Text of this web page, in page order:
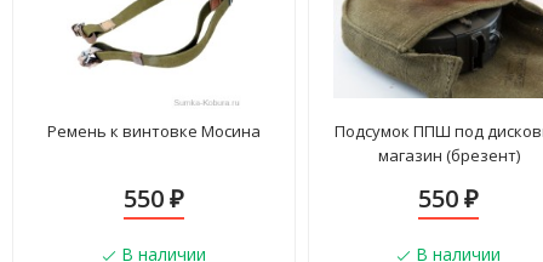
Ремень к винтовке Мосина
550 ₽
В наличии
Подсумок ППШ под
магазин (брезент)
550₽
В наличии